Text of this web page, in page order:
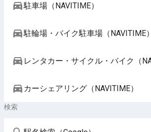
駐車場（NAVITIME）
駐輪場・バイク駐車場（NAVITIME）
レンタカー・サイクル・バイク（
カーシェアリング（NAVITIME）
検索